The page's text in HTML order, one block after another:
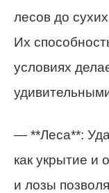
лесов до
Их
условиях
— **Леса**:
как укрытие и
и лозы